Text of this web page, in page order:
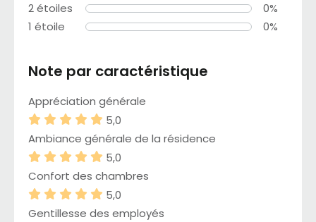
2 étoiles
0%
1 étoile
0%
Note par caractéristique
Appréciation générale
5,0
Ambiance générale de la résidence
5,0
Confort des chambres
5,0
Gentillesse des employés